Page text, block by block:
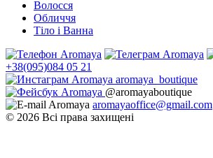
Волосся
Обличчя
Тіло і Ванна
+38(095)084 05 21
aromaya_boutique
@aromayaboutique
aromayaoffice@gmail.com
© 2026 Всі права захищені